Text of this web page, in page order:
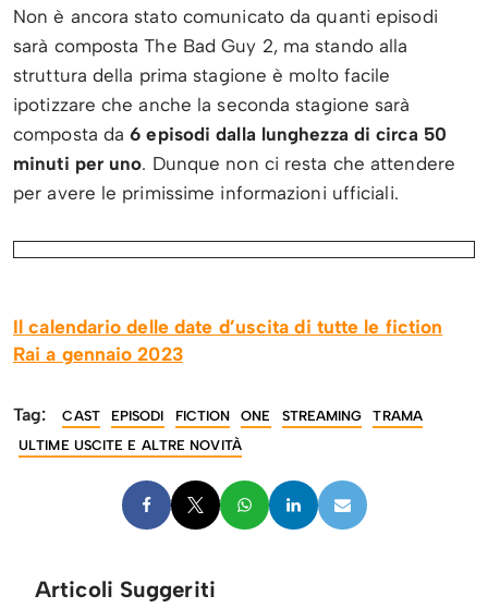
Non è ancora stato comunicato da quanti episodi
sarà composta The Bad Guy 2, ma stando alla
struttura della prima stagione è molto facile
ipotizzare che anche la seconda stagione sarà
composta da6 episodi dalla lunghezza di circa 50
minuti per uno. Dunque non ci resta che attendere
per avere le primissime informazioni ufficiali.
Il calendario delle date d’uscita di tutte le fiction
Rai a gennaio 2023
Tag: CAST EPISODI FICTION ONE STREAMING
TRAMA
ULTIME USCITE E ALTRE NOVITÀ
Articoli Suggeriti